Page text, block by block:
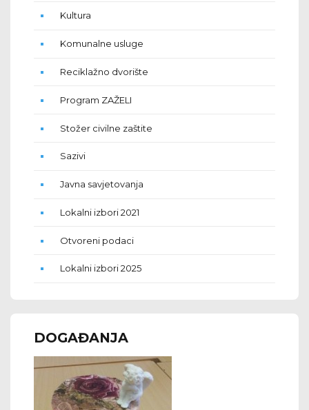
Kultura
Komunalne usluge
Reciklažno dvorište
Program ZAŽELI
Stožer civilne zaštite
Sazivi
Javna savjetovanja
Lokalni izbori 2021
Otvoreni podaci
Lokalni izbori 2025
DOGAĐANJA